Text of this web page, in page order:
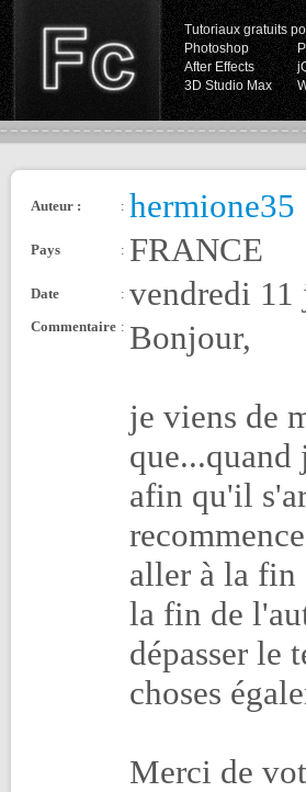
Tutoriaux gratuits
Photoshop
After Effects
3D Studio Max
Auteur : : hermione35
Pays : FRANCE
Date : vendredi
Commentaire : Bonjour,
je viens de
que...quand
afin qu'il
aller à la fin
la fin de
dépasser le
choses
Merci de